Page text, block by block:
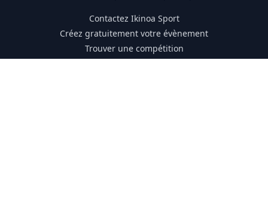
Contactez Ikinoa Sport
Créez gratuitement votre évènement
Trouver une compétition